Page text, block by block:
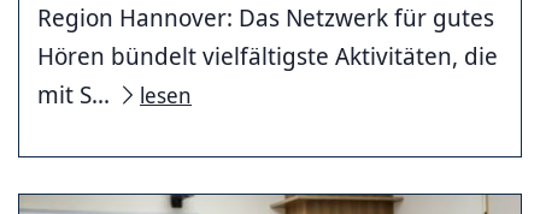
Region Hannover: Das Netzwerk für gutes
Hören bündelt vielfältigste Aktivitäten, die
mit S...
lesen